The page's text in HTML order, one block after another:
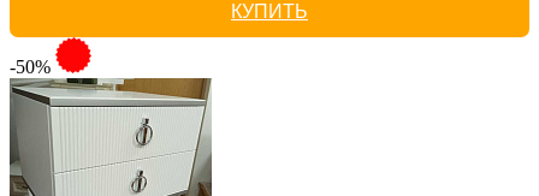
КУПИТЬ
-50%